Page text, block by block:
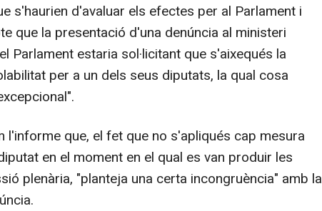
s'haurien d'avaluar els efectes per al Parlament i
que la presentació d'una denúncia al ministeri
Parlament estaria sol·licitant que s'aixequés la
per a un dels seus diputats, la qual cosa
l'informe que, el fet que no s'apliqués cap mesura
en el moment en el qual es van produir les
plenària, "planteja una certa incongruència" amb la